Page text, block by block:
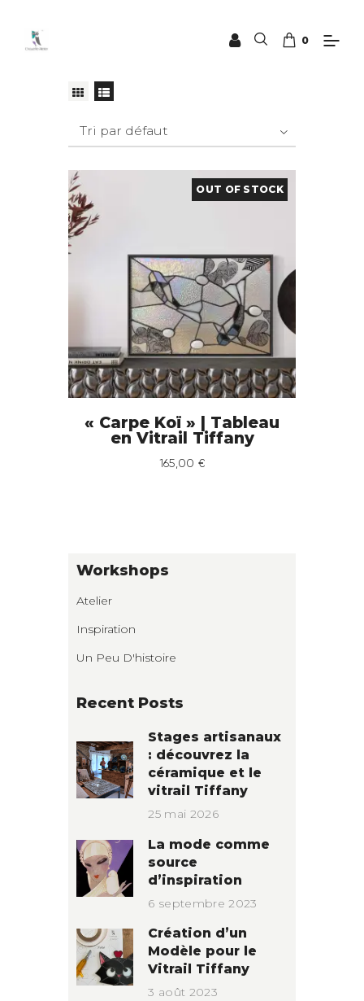
0
OUT OF STOCK
« Carpe Koï » | Tableau
en Vitrail Tiffany
165 00 €
Workshops
Atelier
Inspiration
Un Peu D'histoire
Recent Posts
Stages artisanaux
: découvrez la
céramique et le
vitrail Tiffany
25 mai 2026
La mode comme
source
d’inspiration
6 septembre 2023
Création d’un
Modèle pour le
Vitrail Tiffany
3 août 2023